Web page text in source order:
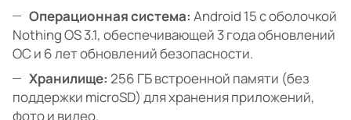
Операционная система: Android 15 с оболочкой
Nothing OS 3.1, обеспечивающей 3 года обновлений
ОС и 6 лет обновлений безопасности.
Хранилище: 256 ГБ встроенной памяти (без
поддержки microSD) для хранения приложений,
фото и видео.